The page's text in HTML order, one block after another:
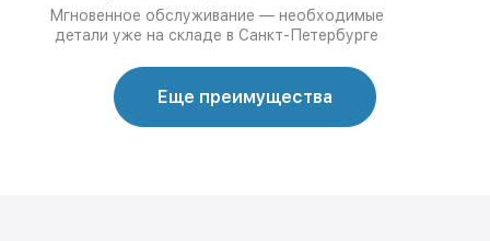
Мгновенное обслуживание — необходимые
детали уже на складе в Санкт-Петербурге
Еще преимущества